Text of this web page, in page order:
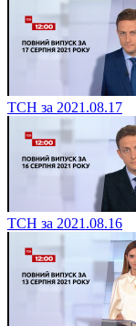
ТСН за 2021.08.17
ТСН за 2021.08.16